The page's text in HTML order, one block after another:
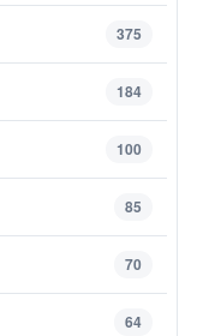
375
184
100
85
70
64